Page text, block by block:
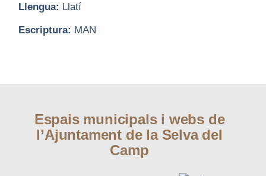
Llengua: Llatí
Escriptura: MAN
Espais municipals i webs de
l’Ajuntament de la Selva del
Camp